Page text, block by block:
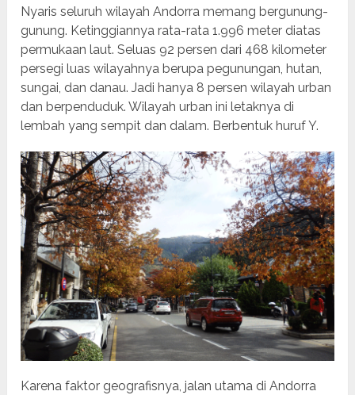
Nyaris seluruh wilayah Andorra memang bergunung-
gunung. Ketinggiannya rata-rata 1.996 meter diatas
permukaan laut. Seluas 92 persen dari 468 kilometer
persegi luas wilayahnya berupa pegunungan, hutan,
sungai, dan danau. Jadi hanya 8 persen wilayah urban
dan berpenduduk. Wilayah urban ini letaknya di
lembah yang sempit dan dalam. Berbentuk huruf Y.
Karena faktor geografisnya, jalan utama di Andorra